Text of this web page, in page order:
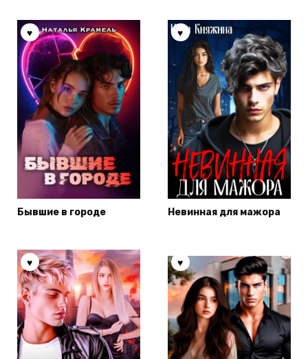
Бывшие в городе Невинная для мажора